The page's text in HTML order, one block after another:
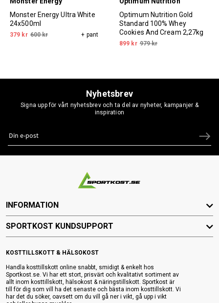
Monster Energy Ultra White
24x500ml
379 kr 600 kr + pant
Optimum Nutrition Gold
Standard 100% Whey
Cookies And Cream 2,27kg
899 kr 979 kr
Nyhetsbrev
Signa upp för vårt nyhetsbrev och ta del av nyheter, kampanjer &
inspiration
KOSTTILLSKOTT & HÄLSOKOST
Handla kosttillskott online snabbt, smidigt & enkelt hos
Sportkost.se. Vi har ett stort, prisvärt och kvalitativt sortiment av
allt inom kosttillskott, hälsokost & näringstillskott. Sportkost är
till för dig som vill ha det senaste och bästa inom kosttillskott. Vi
har det du söker, oavsett om du vill gå ner i vikt, gå upp i vikt
INFORMATION
SPORTKOST KUNDSUPPORT